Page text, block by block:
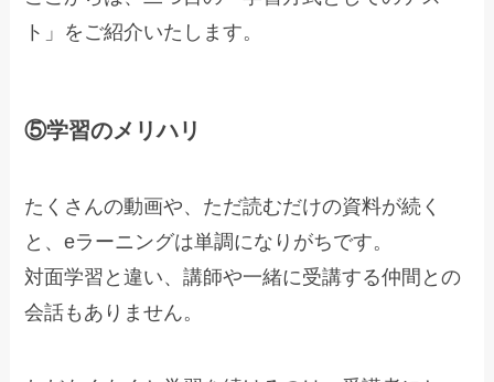
ト」をご紹介いたします。
⑤学習のメリハリ
たくさんの動画や、ただ読むだけの資料が続く
と、eラーニングは単調になりがちです。
対面学習と違い、講師や一緒に受講する仲間との
会話もありません。